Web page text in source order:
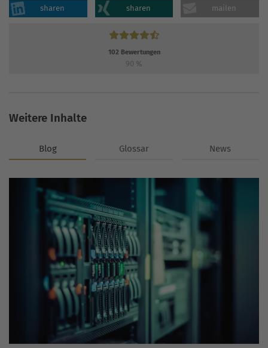
sharen sharen mailen
102 Bewertungen
90 %
Weitere Inhalte
Blog Glossar News